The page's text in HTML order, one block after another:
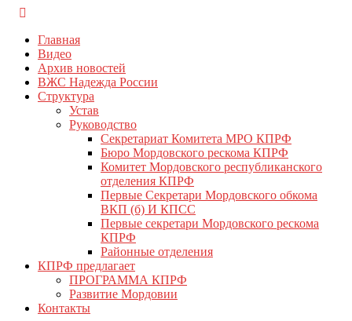
Перейти
содержимому
Главная
Видео
Архив новостей
ВЖС Надежда России
Структура
Устав
Руководство
Секретариат Комитета МРО КПРФ
Бюро Мордовского рескома КПРФ
Комитет Мордовского республиканского
отделения КПРФ
Первые Секретари Мордовского обкома
ВКП (б) И КПСС
Первые секретари Мордовского рескома
КПРФ
Районные отделения
КПРФ предлагает
ПРОГРАММА КПРФ
Развитие Мордовии
Контакты